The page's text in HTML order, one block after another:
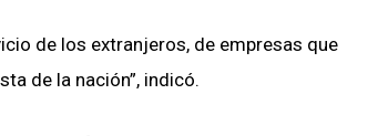
de los extranjeros, de empresas que
de la nación”, indicó.